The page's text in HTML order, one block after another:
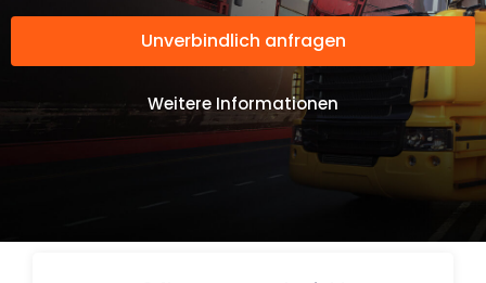
Unverbindlich anfragen
Weitere Informationen